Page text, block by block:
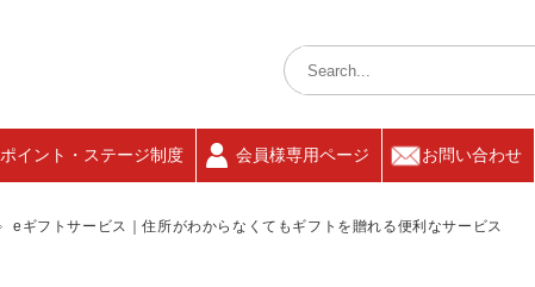
ポイント・ステージ制度 会員様専用ページ お問い合わせ
eギフトサービス｜住所がわからなくてもギフトを贈れる便利なサービス